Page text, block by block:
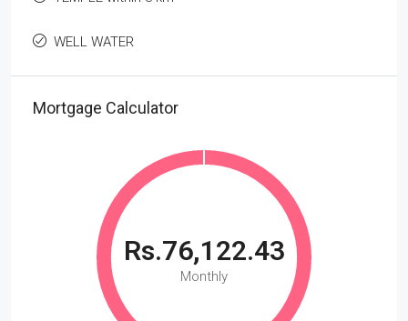
WELL WATER
Mortgage Calculator
Rs.76,122.43
Monthly